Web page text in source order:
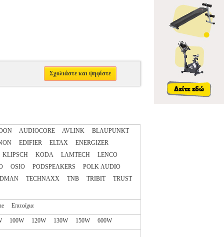
Σχολιάστε και ψηφίστε
AUDIOCORE AVLINK
BLAUPUNKT
EDIFIER ELTAX
ENERGIZER
KLIPSCH KODA LAMTECH
LENCO
OSIO PODSPEAKERS
POLK AUDIO
TECHNAXX TNB TRIBIT
TRUST
Επιτοίχια
100W 120W 130W 150W 600W